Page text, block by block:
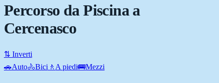
Percorso da Piscina a
Cercenasco
⇅ Inverti
🚗Auto🚴Bici 🚶 A piedi🚌Mezzi